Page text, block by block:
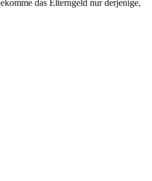
das Elterngeld nur derjenige,